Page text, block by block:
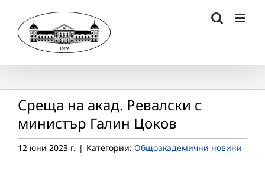
content
Среща на акад. Ревалски с
министър Галин Цоков
12 юни 2023 г. | Категории: Общоакадемични новини